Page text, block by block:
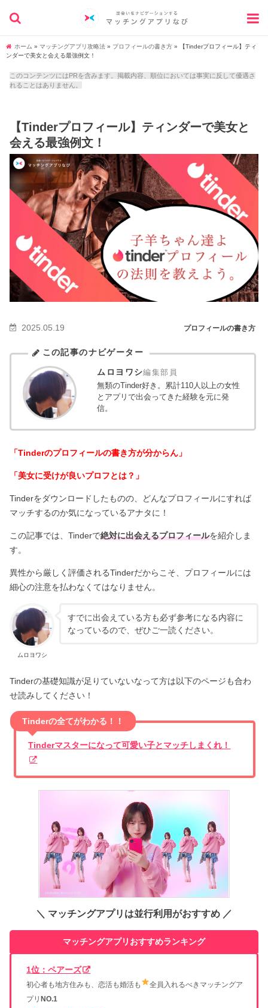
ホーム » マッチングアプリ攻略法 » プロフィールの書き方 » 【Tinderプロフィール】ティ
ンダーで美女と会える最強例文！
このコンテンツにはPRを含みます。掲載内容、順位においては事実に反して優遇さ
れることはありません。
【Tinderプロフィール】ティンダーで美女と
会える最強例文！
プロフィールの書き方
2025.05.19
この記事のナビゲーター
ムロヨワシ編集部員
無類のTinder好き。累計110人以上の女性
とアプリで出会ってきた経験を元に発
信。
「Tinderのプロフィールの書き方が分からん」
「美女に受けが良いプロフとは？」
Tinderをダウンロードしたものの、どんなプロフィールにすれば
マッチするのか気になっているアナタに！
この記事では、Tinderで絶対に出会えるプロフィールを紹介しま
す。
異性から厳しく評価されるTinderだからこそ、プロフィールには
細心の注意を払わなくてはなりません。
ムロヨワシ
すでに出会えている方も必ず参考になる内容に
なっているので、ぜひご一読ください。
Tinderの基礎知識が足りていないなって方は以下のページも合わ
せ読みしてください！
Tinderの全てがわかる！！
Tinderマスターになって可愛い子とマッチしまくれ！
＼ マッチングアプリは並行利用がおすすめ ／
マッチングアプリおすすめランキング
1位：ペアーズ
初心者も地方住みも、恋活も婚活も
全員入れるべきマッチングア
プリ NO.1